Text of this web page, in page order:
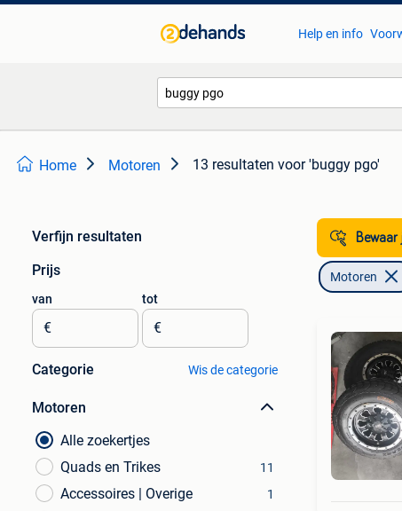
Help en info
Home Motoren 13 resultaten voor 'buggy pgo'
Verfijn resultaten
Prijs
van
€
tot
€
Categorie Wis de categorie
Motoren
Alle zoekertjes
Quads en Trikes
11
Accessoires | Overige 1
Motoren